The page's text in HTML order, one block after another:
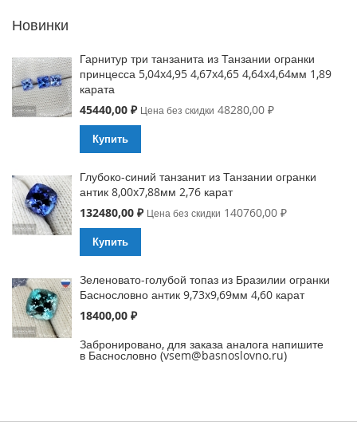
Новинки
Гарнитур три танзанита из Танзании огранки
принцесса 5,04x4,95 4,67x4,65 4,64x4,64мм 1,89
карата
Special
45440,00 ₽ Цена без скидки 48280,00 ₽
Купить
Глубоко-синий танзанит из Танзании огранки
антик 8,00x7,88мм 2,76 карат
Special
132480,00 ₽ Цена без скидки 140760,00 ₽
Купить
Зеленовато-голубой топаз из Бразилии огранки
Баснословно антик 9,73x9,69мм 4,60 карат
18400,00 ₽
Забронировано, для заказа аналога напишите
в Баснословно (vsem@basnoslovno.ru)